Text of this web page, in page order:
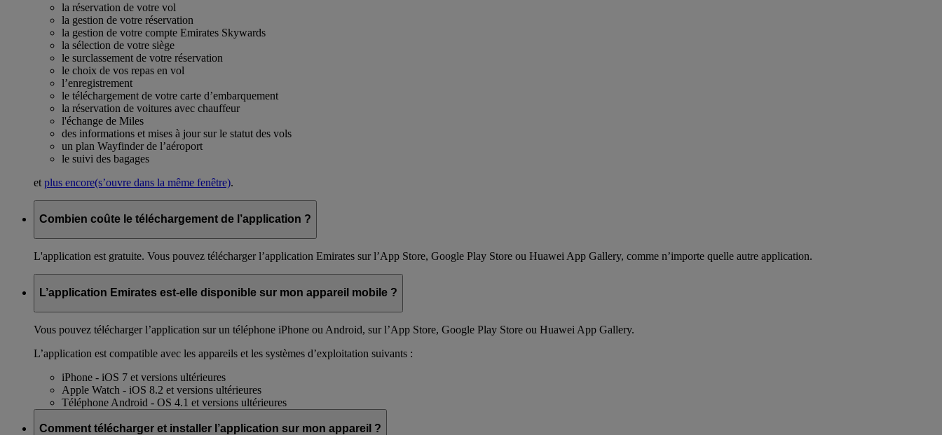
la réservation de votre vol
la gestion de votre réservation
la gestion de votre compte Emirates Skywards
la sélection de votre siège
le surclassement de votre réservation
le choix de vos repas en vol
l’enregistrement
le téléchargement de votre carte d’embarquement
la réservation de voitures avec chauffeur
l'échange de Miles
des informations et mises à jour sur le statut des vols
un plan Wayfinder de l’aéroport
le suivi des bagages
et plus encore(s’ouvre dans la même fenêtre).
Combien coûte le téléchargement de l’application ?
L'application est gratuite. Vous pouvez télécharger l’application Emirates sur l’App Store, Google Play Store ou Huawei App Gallery, comme n’importe quelle autre application.
L’application Emirates est-elle disponible sur mon appareil mobile ?
Vous pouvez télécharger l’application sur un téléphone iPhone ou Android, sur l’App Store, Google Play Store ou Huawei App Gallery.
L’application est compatible avec les appareils et les systèmes d’exploitation suivants :
iPhone - iOS 7 et versions ultérieures
Apple Watch - iOS 8.2 et versions ultérieures
Téléphone Android - OS 4.1 et versions ultérieures
Comment télécharger et installer l’application sur mon appareil ?